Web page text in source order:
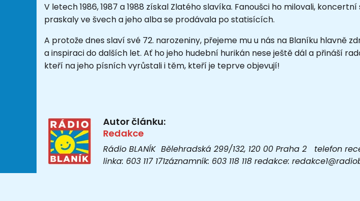
V letech 1986, 1987 a 1988 získal Zlatého slavíka. Fanoušci ho milovali, koncertní
praskaly ve švech a jeho alba se prodávala po statisících.
A protože dnes slaví své 72. narozeniny, přejeme mu u nás na Blaníku hlavně
a inspiraci do dalších let. Ať ho jeho hudební hurikán nese ještě dál a přináší
kteří na jeho písních vyrůstali i těm, kteří je teprve objevují!
Autor článku:
Redakce
Rádio BLANÍK Bělehradská 299/132, 120 00 Praha 2 telefon
linka: 603 117 171záznamník: 603 118 118 redakce: